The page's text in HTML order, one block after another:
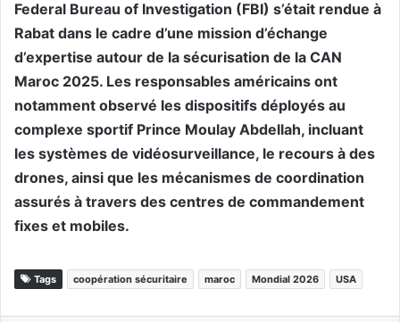
Federal Bureau of Investigation (FBI) s’était rendue à
Rabat dans le cadre d’une mission d’échange
d’expertise autour de la sécurisation de la CAN
Maroc 2025. Les responsables américains ont
notamment observé les dispositifs déployés au
complexe sportif Prince Moulay Abdellah, incluant
les systèmes de vidéosurveillance, le recours à des
drones, ainsi que les mécanismes de coordination
assurés à travers des centres de commandement
fixes et mobiles.
Tags coopération sécuritaire maroc Mondial 2026 USA